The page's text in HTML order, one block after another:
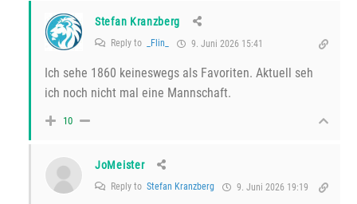
Stefan Kranzberg
Reply to _Flin_ 9. Juni 2026 15:41
Ich sehe 1860 keineswegs als Favoriten. Aktuell seh
ich noch nicht mal eine Mannschaft.
10
JoMeister
Reply to Stefan Kranzberg 9. Juni 2026 19:19